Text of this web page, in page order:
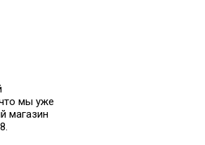
мы уже
магазин